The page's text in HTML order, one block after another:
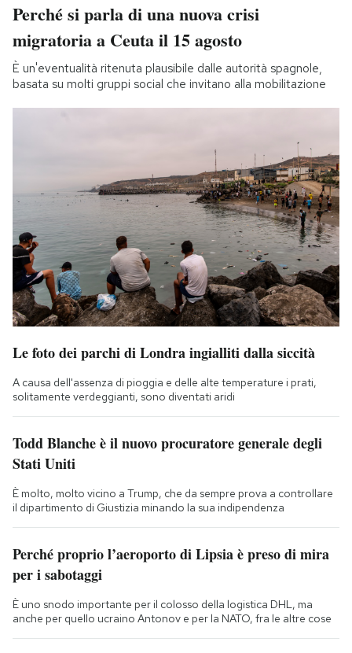
Perché si parla di una nuova crisi
migratoria a Ceuta il 15 agosto
È un'eventualità ritenuta plausibile dalle autorità spagnole,
basata su molti gruppi social che invitano alla mobilitazione
Le foto dei parchi di Londra ingialliti dalla siccità
A causa dell'assenza di pioggia e delle alte temperature i prati,
solitamente verdeggianti, sono diventati aridi
Todd Blanche è il nuovo procuratore generale degli
Stati Uniti
È molto, molto vicino a Trump, che da sempre prova a controllare
il dipartimento di Giustizia minando la sua indipendenza
Perché proprio l’aeroporto di Lipsia è preso di mira
per i sabotaggi
È uno snodo importante per il colosso della logistica DHL, ma
anche per quello ucraino Antonov e per la NATO, fra le altre cose